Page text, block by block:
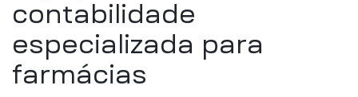
contabilidade
especializada para
farmácias